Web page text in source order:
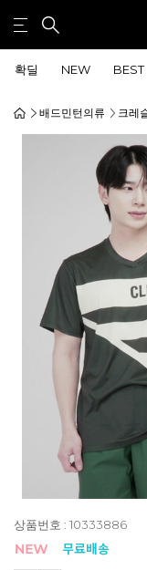
확딜 NEW BEST
배드민턴의류 크레
상품번호 : 10333886